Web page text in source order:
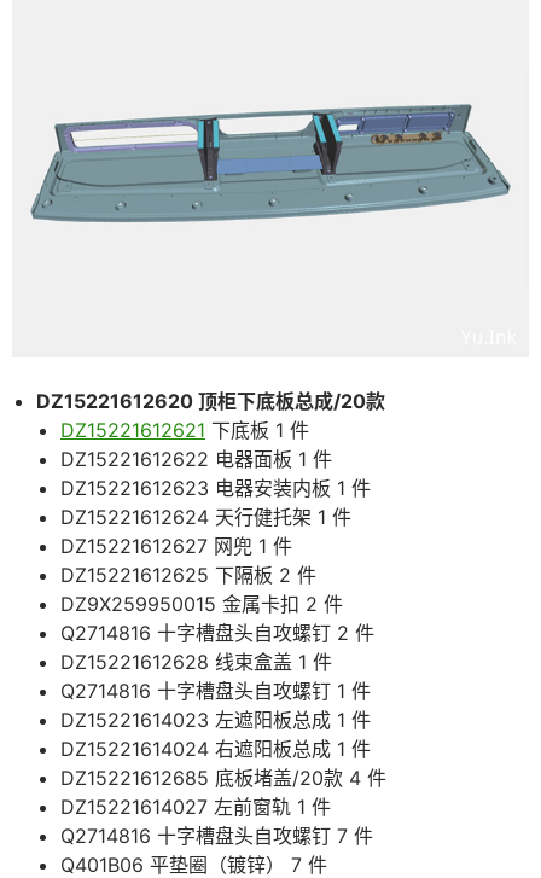
DZ15221612620 顶柜下底板总成/20款
DZ15221612621 下底板 1 件
DZ15221612622 电器面板 1 件
DZ15221612623 电器安装内板 1 件
DZ15221612624 天行健托架 1 件
DZ15221612627 网兜 1 件
DZ15221612625 下隔板 2 件
DZ9X259950015 金属卡扣 2 件
Q2714816 十字槽盘头自攻螺钉 2 件
DZ15221612628 线束盒盖 1 件
Q2714816 十字槽盘头自攻螺钉 1 件
DZ15221614023 左遮阳板总成 1 件
DZ15221614024 右遮阳板总成 1 件
DZ15221612685 底板堵盖/20款 4 件
DZ15221614027 左前窗轨 1 件
Q2714816 十字槽盘头自攻螺钉 7 件
Q401B06 平垫圈（镀锌） 7 件